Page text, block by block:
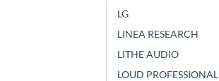
LG
LINEA RESEARCH
LITHE AUDIO
LOUD PROFESSIONAL